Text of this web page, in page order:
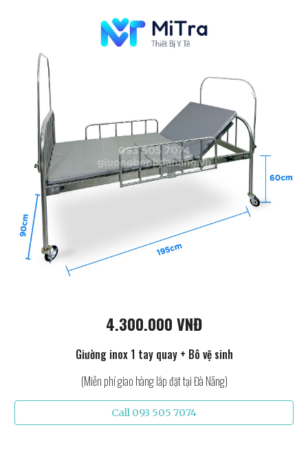
4.300.000 VNĐ
Giường inox 1 tay quay + Bô vệ sinh
(Miễn phí giao hàng lắp đặt tại Đà Nẵng)
Call 093 505 7074